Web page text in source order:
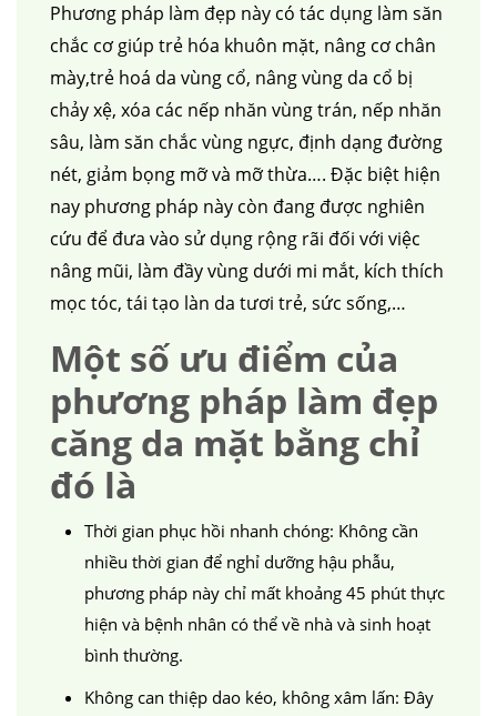
Phương pháp làm đẹp này có tác dụng làm săn
chắc cơ giúp trẻ hóa khuôn mặt, nâng cơ chân
mày,trẻ hoá da vùng cổ, nâng vùng da cổ bị
chảy xệ, xóa các nếp nhăn vùng trán, nếp nhăn
sâu, làm săn chắc vùng ngực, định dạng đường
nét, giảm bọng mỡ và mỡ thừa…. Đặc biệt hiện
nay phương pháp này còn đang được nghiên
cứu để đưa vào sử dụng rộng rãi đối với việc
nâng mũi, làm đầy vùng dưới mi mắt, kích thích
mọc tóc, tái tạo làn da tươi trẻ, sức sống,…
Một số ưu điểm của
phương pháp làm đẹp
căng da mặt bằng chỉ
đó là
Thời gian phục hồi nhanh chóng: Không cần
nhiều thời gian để nghỉ dưỡng hậu phẫu,
phương pháp này chỉ mất khoảng 45 phút thực
hiện và bệnh nhân có thể về nhà và sinh hoạt
bình thường.
Không can thiệp dao kéo, không xâm lấn: Đây